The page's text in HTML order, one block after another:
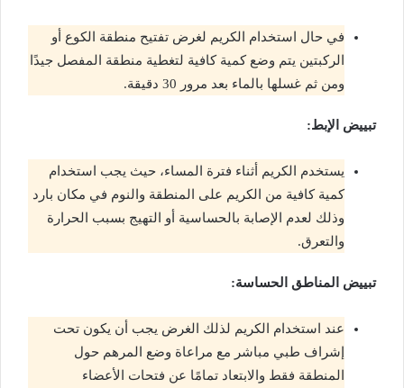
في حال استخدام الكريم لغرض تفتيح منطقة الكوع أو
الركبتين يتم وضع كمية كافية لتغطية منطقة المفصل جيدًا
ومن ثم غسلها بالماء بعد مرور 30 دقيقة.
تبييض الإبط:
يستخدم الكريم أثناء فترة المساء، حيث يجب استخدام
كمية كافية من الكريم على المنطقة والنوم في مكان بارد
وذلك لعدم الإصابة بالحساسية أو التهيج بسبب الحرارة
والتعرق.
تبييض المناطق الحساسة:
عند استخدام الكريم لذلك الغرض يجب أن يكون تحت
إشراف طبي مباشر مع مراعاة وضع المرهم حول
المنطقة فقط والابتعاد تمامًا عن فتحات الأعضاء